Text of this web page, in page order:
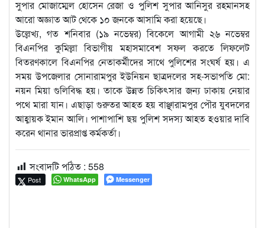
সুপার মোজাম্মেল হোসেন রেজা ও পুলিশ সুপার আনিসুর রহমানসহ
আরো অজ্ঞাত আট থেকে ১০ জনকে আসামি করা হয়েছে।
উল্লেখ্য, গত শনিবার (১৯ নভেম্বর) বিকেলে আগামী ২৬ নভেম্বর
বিএনপির কুমিল্লা বিভাগীয় মহাসমাবেশ সফল করতে লিফলেট
বিতরণকালে বিএনপির নেতাকর্মীদের সাথে পুলিশের সংঘর্ষ হয়। এ
সময় উপজেলার সোনারামপুর ইউনিয়ন ছাত্রদলের সহ-সভাপতি মো:
নয়ন মিয়া গুলিবিদ্ধ হয়। তাকে উন্নত চিকিৎসার জন্য ঢাকায় নেয়ার
পথে মারা যান। এছাড়া গুরুতর আহত হয় বাঞ্ছারামপুর পৌর যুবদলের
আহ্বায়ক ইমান আলি। পাশাপাশি ছয় পুলিশ সদস্য আহত হওয়ার দাবি
করেন থানার ভারপ্রাপ্ত কর্মকর্তা।
সংবাদটি পঠিত : 558
Post WhatsApp Messenger